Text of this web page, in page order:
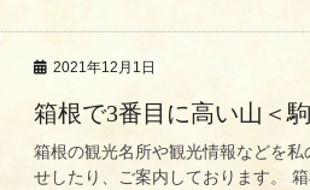
2021年12月1日
箱根で3番目に高い山＜
箱根の観光名所や観光情報などを
せしたり、ご案内しております。